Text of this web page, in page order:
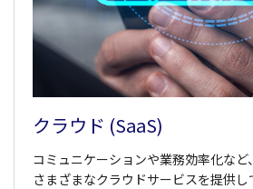
クラウド (SaaS)
コミュニケーションや業務効率化など
さまざまなクラウドサービスを提供し